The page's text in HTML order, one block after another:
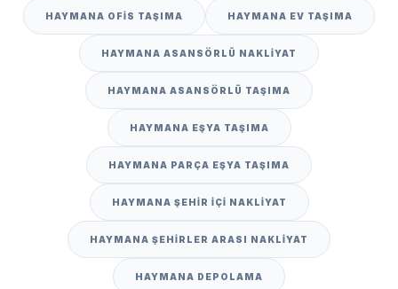
HAYMANA OFIS TAŞIMA HAYMANA EV TAŞIMA
HAYMANA ASANSÖRLÜ NAKLIYAT
HAYMANA ASANSÖRLÜ TAŞIMA
HAYMANA EŞYA TAŞIMA
HAYMANA PARÇA EŞYA TAŞIMA
HAYMANA ŞEHIR IÇI NAKLIYAT
HAYMANA ŞEHIRLER ARASI NAKLIYAT
HAYMANA DEPOLAMA